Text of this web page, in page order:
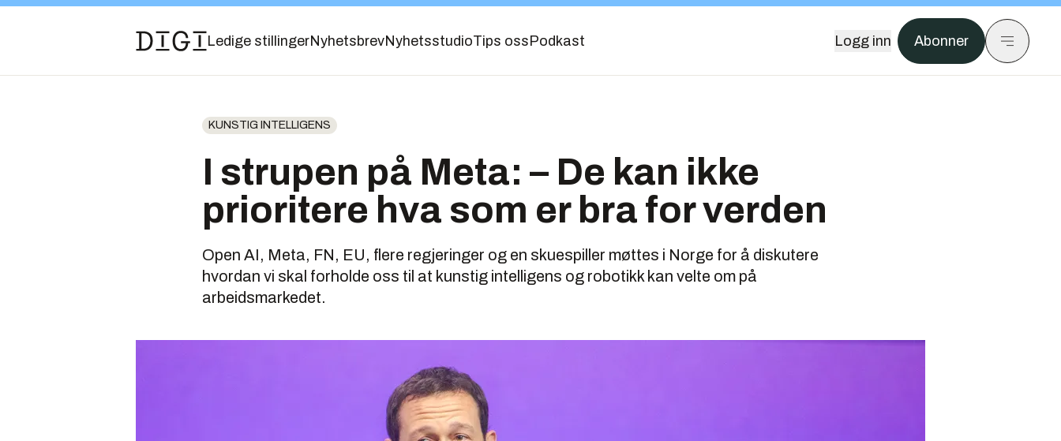
Ledige stillingerNyhetsbrevNyhetsstudioTips oss Podkast Logg inn Abonner
KUNSTIG INTELLIGENS
I strupen på Meta: – De kan ikke
prioritere hva som er bra for verden
Open AI, Meta, FN, EU, flere regjeringer og en skuespiller møttes i Norge for å diskutere
hvordan vi skal forholde oss til at kunstig intelligens og robotikk kan velte om på
arbeidsmarkedet.